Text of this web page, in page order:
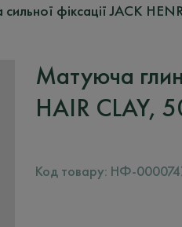
фіксації JACK
Матуюча
HAIR CLAY,
Код товару: НФ-